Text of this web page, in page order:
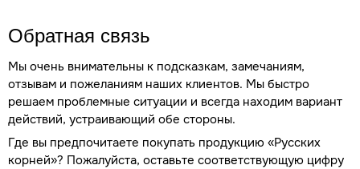
Обратная связь
Мы очень внимательны к подсказкам, замечаниям,
отзывам и пожеланиям наших клиентов. Мы быстро
решаем проблемные ситуации и всегда находим вариант
действий, устраивающий обе стороны.
Где вы предпочитаете покупать продукцию «Русских
корней»? Пожалуйста, оставьте соответствующую цифру